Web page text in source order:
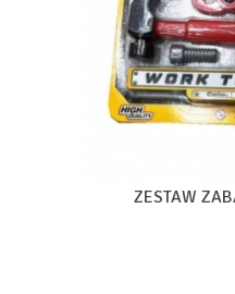
ZESTAW